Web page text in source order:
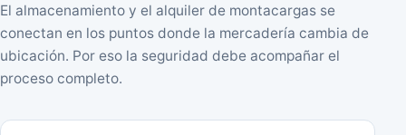
El almacenamiento y el alquiler de montacargas se
conectan en los puntos donde la mercadería cambia de
ubicación. Por eso la seguridad debe acompañar el
proceso completo.